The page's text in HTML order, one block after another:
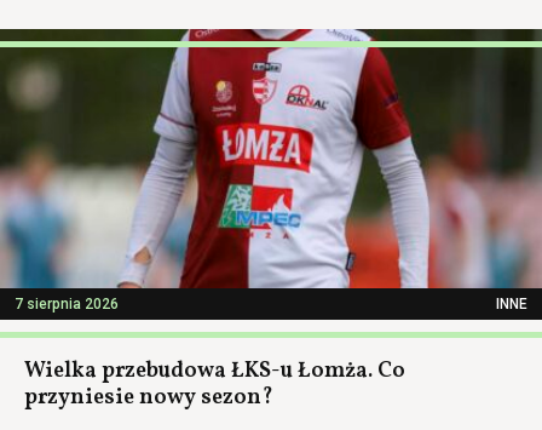
7 sierpnia 2026 INNE
Wielka przebudowa ŁKS-u Łomża. Co
przyniesie nowy sezon?